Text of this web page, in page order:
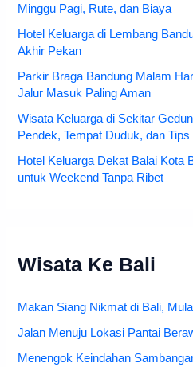
Minggu Pagi, Rute, dan Biaya
Hotel Keluarga di Lembang
Akhir Pekan
Parkir Braga Bandung Malam
Jalur Masuk Paling Aman
Wisata Keluarga di Sekitar
Pendek, Tempat Duduk, dan
Hotel Keluarga Dekat Balai Kota
untuk Weekend Tanpa Ribet
Wisata Ke Bali
Makan Siang Nikmat di Bali,
Jalan Menuju Lokasi Pantai
Menengok Keindahan